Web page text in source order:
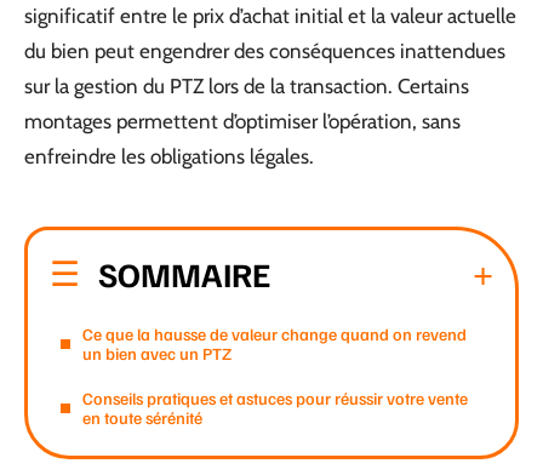
significatif entre le prix d’achat initial et la valeur actuelle
du bien peut engendrer des conséquences inattendues
sur la gestion du PTZ lors de la transaction. Certains
montages permettent d’optimiser l’opération, sans
enfreindre les obligations légales.
SOMMAIRE
Ce que la hausse de valeur change quand on revend
un bien avec un PTZ
Conseils pratiques et astuces pour réussir votre vente
en toute sérénité